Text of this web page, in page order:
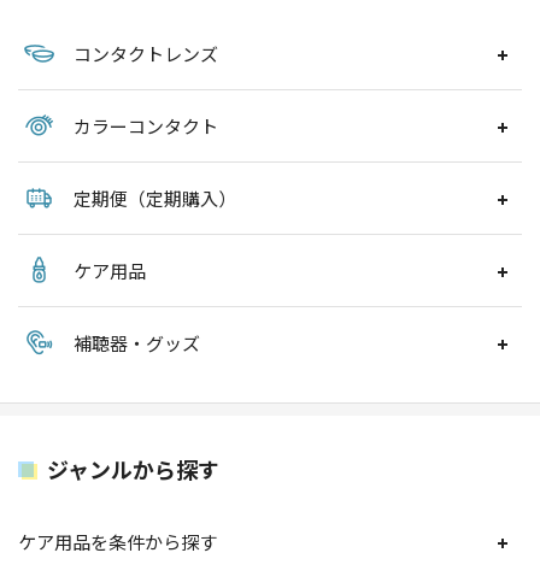
コンタクトレンズ
カラーコンタクト
定期便（定期購入）
ケア用品
補聴器・グッズ
ジャンルから探す
ケア用品を条件から探す